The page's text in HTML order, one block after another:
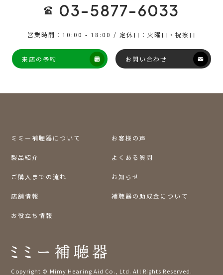
03-5877-6033
営業時間：10:00 - 18:00 / 定休日：火曜日・祝祭日
来店の予約 お問い合わせ
Copyright © Mimy Hearing Aid Co., Ltd. All Rights Reserved.
ミミー補聴器について お客様の声
製品紹介 よくある質問
ご購入までの流れ お知らせ
店舗情報 補聴器の助成金について
お役立ち情報